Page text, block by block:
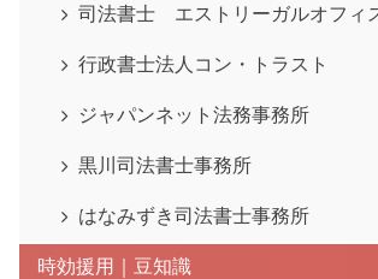
司法書士 エストリーガルオフィ
行政書士法人コン・トラスト
ジャパンネット法務事務所
黒川司法書士事務所
はなみずき司法書士事務所
時効援用｜豆知識